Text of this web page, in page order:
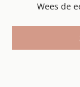
Wees de